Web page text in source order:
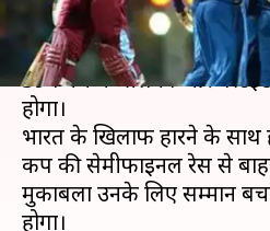
क्या है खबर?
1 जुलाई, सोमवार को
39वें मैच में श्रीलंका और
होगा।
भारत के खिलाफ हारने के साथ
कप की सेमीफाइनल रेस से
मुकाबला उनके लिए सम्मान
होगा।